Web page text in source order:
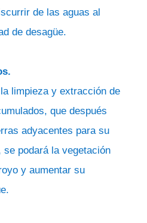
de las aguas al
de desagüe.
limpieza y extracción de
que después
adyacentes para su
se podará la vegetación
y aumentar su